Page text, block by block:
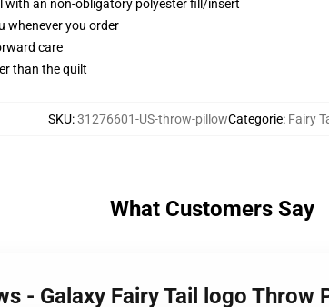
with an non-obligatory polyester fill/insert
whenever you order
care
than the quilt
SKU:31276601-US-throw-pillowCategorie: Fairy
What Customers Say
- Galaxy Fairy Tail logo Throw